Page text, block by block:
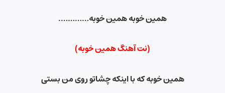
همین خوبه همین خوبه………….
(نت آهنگ همین خوبه)
همین خوبه که با اینکه چشاتو روی من بستی